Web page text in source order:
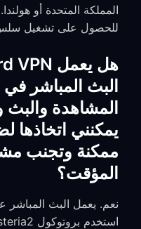
المملكة المتحدة أو
للحصول على تشغيل سلس
المشاهدة
يمكنني
ممكنة وتجنب
المؤقت؟